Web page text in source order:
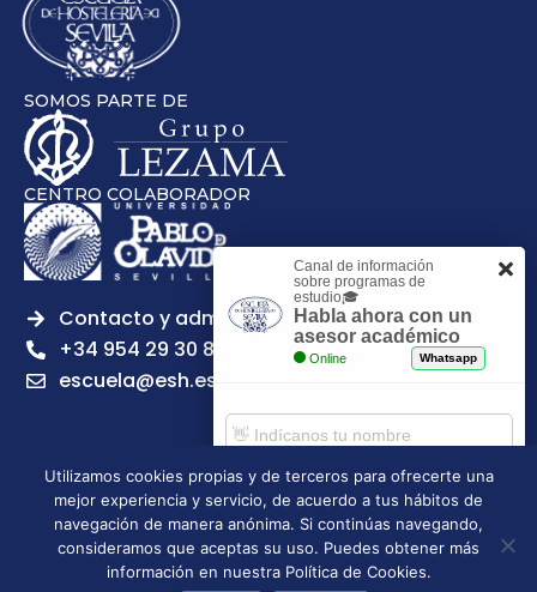
SOMOS PARTE DE
CENTRO COLABORADOR
Contacto y admisiones
+34 954 29 30 81
escuela@esh.es
Aviso legal Política de Privacidad
Política de Cookies
Política de calidad
Tablón de anuncios
Escuela Superior de Hostelería de Sevilla | 2026 | Todos los
Utilizamos cookies propias y de terceros para ofrecerte una
mejor experiencia y servicio, de acuerdo a tus hábitos de
navegación de manera anónima. Si continúas navegando,
consideramos que aceptas su uso. Puedes obtener más
información en nuestra Política de Cookies.
Canal de información
sobre programas de
estudio🎓
Habla ahora con un
asesor académico
Online Whatsapp
Comenzar chat